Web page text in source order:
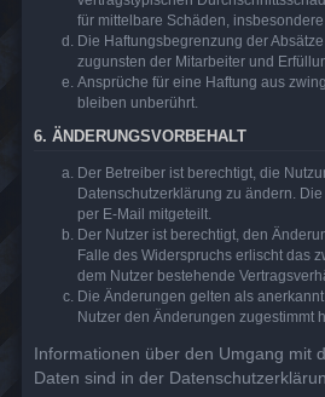
für mittelbare Schäden,
Die Haftungsbegrenzung der
zugunsten der Mitarbeiter und
Ansprüche für eine Haftung aus
bleiben unberührt.
6. ÄNDERUNGSVORBEHALT
Der Betreiber ist berechtigt, die
Datenschutzerklärung zu ändern.
per E-Mail mitgeteilt.
Der Nutzer ist berechtigt, den
Falle des Widerspruchs erlischt das
dem Nutzer bestehende
Die Änderungen gelten als
Nutzer den Änderungen zugestimmt
Informationen über den Umgang mit
Daten sind in der